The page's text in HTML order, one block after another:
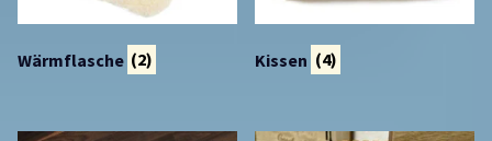
Wärmflasche (2) Kissen (4)